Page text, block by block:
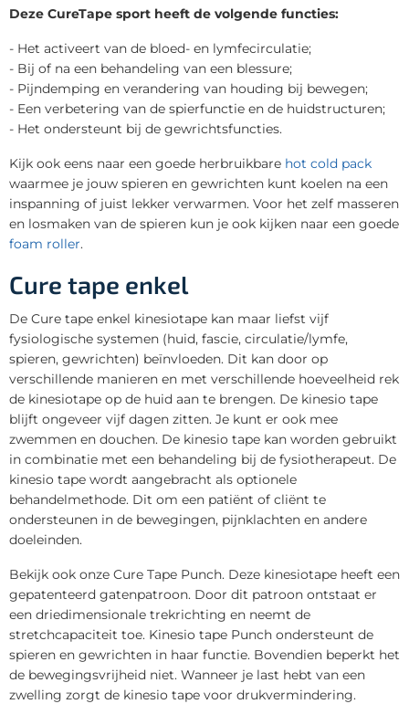
Deze CureTape sport heeft de volgende functies:
- Het activeert van de bloed- en lymfecirculatie;
- Bij of na een behandeling van een blessure;
- Pijndemping en verandering van houding bij bewegen;
- Een verbetering van de spierfunctie en de huidstructuren;
- Het ondersteunt bij de gewrichtsfuncties.
Kijk ook eens naar een goede herbruikbare hot cold pack
waarmee je jouw spieren en gewrichten kunt koelen na een
inspanning of juist lekker verwarmen. Voor het zelf masseren
en losmaken van de spieren kun je ook kijken naar een goede
foam roller.
Cure tape enkel
De Cure tape enkel kinesiotape kan maar liefst vijf
fysiologische systemen (huid, fascie, circulatie/lymfe,
spieren, gewrichten) beïnvloeden. Dit kan door op
verschillende manieren en met verschillende hoeveelheid rek
de kinesiotape op de huid aan te brengen. De kinesio tape
blijft ongeveer vijf dagen zitten. Je kunt er ook mee
zwemmen en douchen. De kinesio tape kan worden gebruikt
in combinatie met een behandeling bij de fysiotherapeut. De
kinesio tape wordt aangebracht als optionele
behandelmethode. Dit om een patiënt of cliënt te
ondersteunen in de bewegingen, pijnklachten en andere
doeleinden.
Bekijk ook onze Cure Tape Punch. Deze kinesiotape heeft een
gepatenteerd gatenpatroon. Door dit patroon ontstaat er
een driedimensionale trekrichting en neemt de
stretchcapaciteit toe. Kinesio tape Punch ondersteunt de
spieren en gewrichten in haar functie. Bovendien beperkt het
de bewegingsvrijheid niet. Wanneer je last hebt van een
zwelling zorgt de kinesio tape voor drukvermindering.